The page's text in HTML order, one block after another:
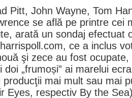
Pitt, John Wayne, Tom
se află pe printre cei
arată un sondaj efectuat
ce a inclus
şi zece au fost
doi „frumoși” ai marelui
producţii mai mult sau mai
Eyes, respectiv By the